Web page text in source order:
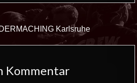
Karlsruhe
Kommentar